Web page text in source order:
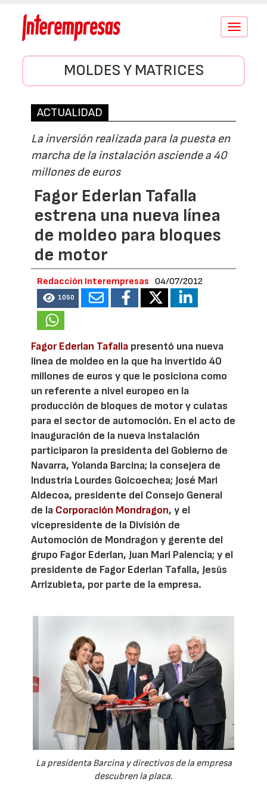
Conmutar
MOLDES Y MATRICES
ACTUALIDAD
La inversión realizada para la puesta en
marcha de la instalación asciende a 40
millones de euros
Fagor Ederlan Tafalla
estrena una nueva línea
de moldeo para bloques
de motor
Redacción Interempresas 04/07/2012
1050
Fagor Ederlan Tafalla presentó una nueva
línea de moldeo en la que ha invertido 40
millones de euros y que le posiciona como
un referente a nivel europeo en la
producción de bloques de motor y culatas
para el sector de automoción. En el acto de
inauguración de la nueva instalación
participaron la presidenta del Gobierno de
Navarra, Yolanda Barcina; la consejera de
Industria Lourdes Goicoechea; José Mari
Aldecoa, presidente del Consejo General
de la Corporación Mondragon, y el
vicepresidente de la División de
Automoción de Mondragon y gerente del
grupo Fagor Ederlan, Juan Mari Palencia; y el
presidente de Fagor Ederlan Tafalla, Jesús
Arrizubieta, por parte de la empresa.
La presidenta Barcina y directivos de la empresa
descubren la placa.